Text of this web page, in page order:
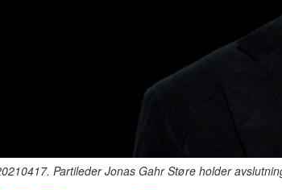
Partileder Jonas Gahr Støre holder